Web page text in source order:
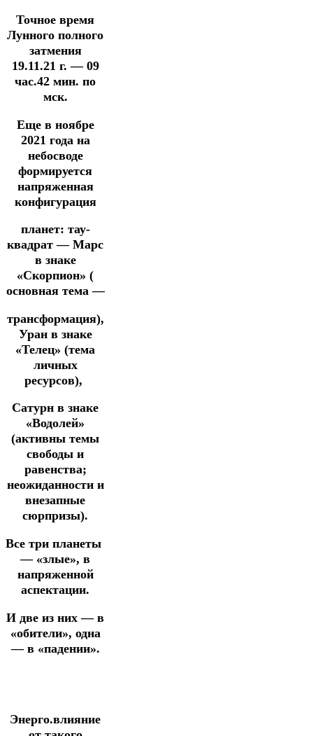
Точное время
Лунного полного
затмения
19.11.21 г. — 09
час.42 мин. по
мск.
Еще в ноябре
2021 года на
небосводе
формируется
напряженная
конфигурация
планет: тау-
квадрат — Марс
в знаке
«Скорпион» (
основная тема —
трансформация),
Уран в знаке
«Телец» (тема
личных
ресурсов),
Сатурн в знаке
«Водолей»
(активны темы
свободы и
равенства;
неожиданности и
внезапные
сюрпризы).
Все три планеты
— «злые», в
напряженной
аспектации.
И две из них — в
«обители», одна
— в «падении».
Энерго.влияние